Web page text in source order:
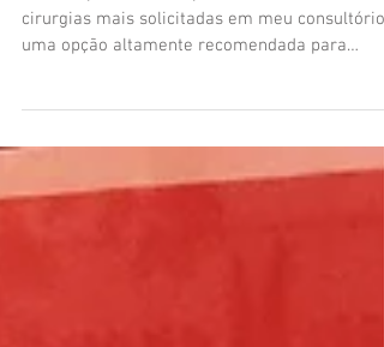
próteses
A mastopexia com implantes é uma das
mulheres com...